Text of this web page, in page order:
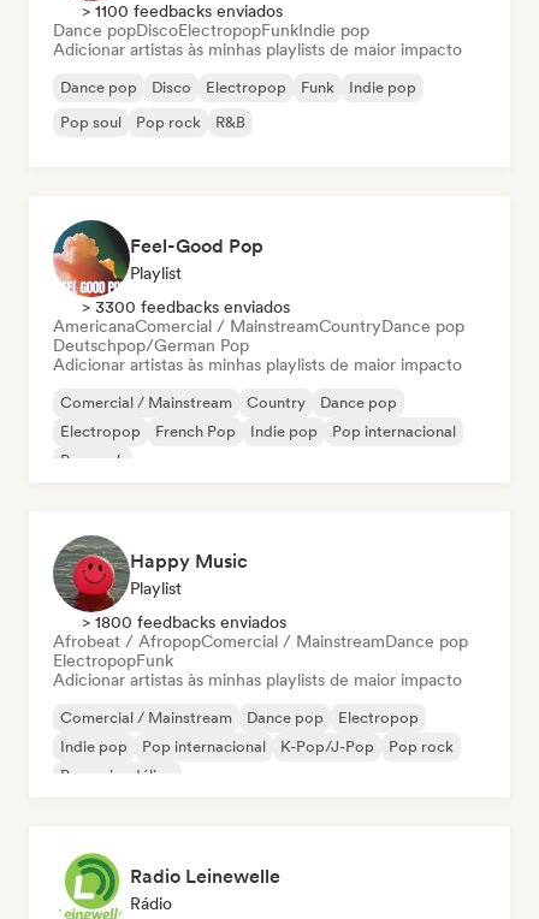
> 1100 feedbacks enviados
Dance popDiscoElectropopFunkIndie pop
Adicionar artistas às minhas playlists de maior impacto
Dance pop Disco Electropop Funk
Indie pop
Pop soul
Pop rock R&B
Feel-Good Pop
Playlist
> 3300 feedbacks enviados
AmericanaComercial / MainstreamCountryDance pop
Deutschpop/German Pop
Adicionar artistas às minhas playlists de maior impacto
Comercial / Mainstream Country
Dance pop
Electropop
French Pop Indie pop
Pop internacional
Pop rock
Happy Music
Playlist
> 1800 feedbacks enviados
Afrobeat / AfropopComercial / MainstreamDance pop
ElectropopFunk
Adicionar artistas às minhas playlists de maior impacto
Comercial / Mainstream Dance pop
Electropop
Indie pop
Pop internacional K-Pop/J-Pop
Pop rock
Pop psicodélico
Radio Leinewelle
Rádio